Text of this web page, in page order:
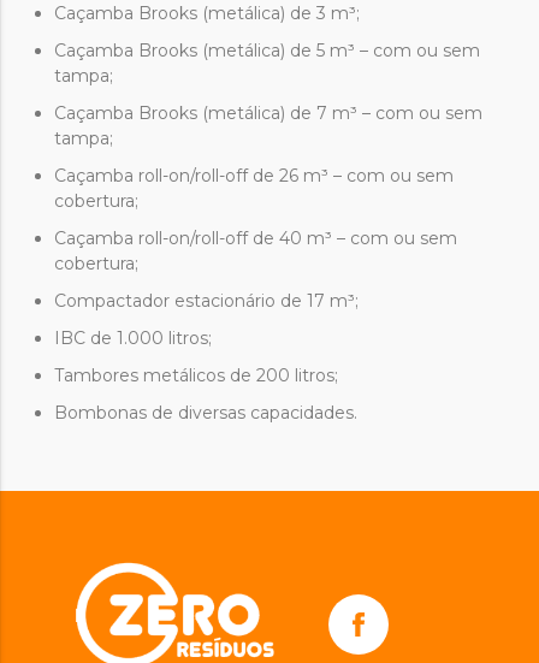
Caçamba Brooks (metálica) de 3 m³;
Caçamba Brooks (metálica) de 5 m³ – com ou sem
tampa;
Caçamba Brooks (metálica) de 7 m³ – com ou sem
tampa;
Caçamba roll-on/roll-off de 26 m³ – com ou sem
cobertura;
Caçamba roll-on/roll-off de 40 m³ – com ou sem
cobertura;
Compactador estacionário de 17 m³;
IBC de 1.000 litros;
Tambores metálicos de 200 litros;
Bombonas de diversas capacidades.